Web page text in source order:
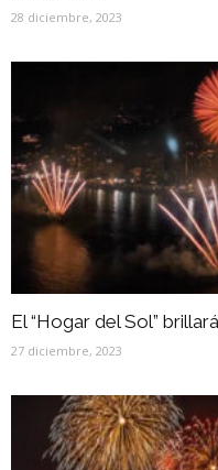
28 diciembre, 2023
El “Hogar del Sol”
27 diciembre, 2023